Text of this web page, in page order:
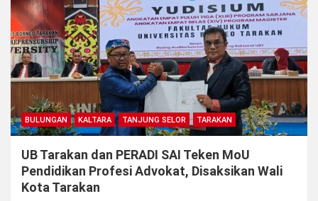
BULUNGAN KALTARA TANJUNG SELOR TARAKAN
UB Tarakan dan PERADI SAI Teken MoU
Pendidikan Profesi Advokat, Disaksikan Wali
Kota Tarakan